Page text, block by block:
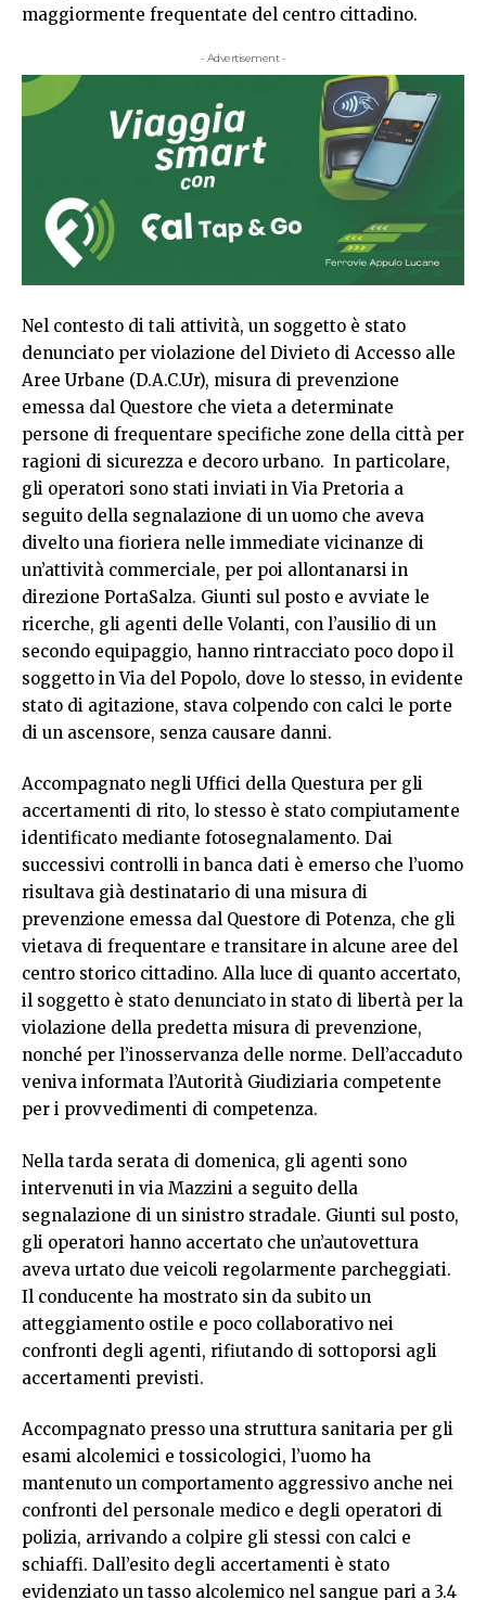
maggiormente frequentate del centro cittadino.
- Advertisement -
Nel contesto di tali attività, un soggetto è stato
denunciato per violazione del Divieto di Accesso alle
Aree Urbane (D.A.C.Ur), misura di prevenzione
emessa dal Questore che vieta a determinate
persone di frequentare specifiche zone della città per
ragioni di sicurezza e decoro urbano. In particolare,
gli operatori sono stati inviati in Via Pretoria a
seguito della segnalazione di un uomo che aveva
divelto una fioriera nelle immediate vicinanze di
un’attività commerciale, per poi allontanarsi in
direzione PortaSalza. Giunti sul posto e avviate le
ricerche, gli agenti delle Volanti, con l’ausilio di un
secondo equipaggio, hanno rintracciato poco dopo il
soggetto in Via del Popolo, dove lo stesso, in evidente
stato di agitazione, stava colpendo con calci le porte
di un ascensore, senza causare danni.
Accompagnato negli Uffici della Questura per gli
accertamenti di rito, lo stesso è stato compiutamente
identificato mediante fotosegnalamento. Dai
successivi controlli in banca dati è emerso che l’uomo
risultava già destinatario di una misura di
prevenzione emessa dal Questore di Potenza, che gli
vietava di frequentare e transitare in alcune aree del
centro storico cittadino. Alla luce di quanto accertato,
il soggetto è stato denunciato in stato di libertà per la
violazione della predetta misura di prevenzione,
nonché per l’inosservanza delle norme. Dell’accaduto
veniva informata l’Autorità Giudiziaria competente
per i provvedimenti di competenza.
Nella tarda serata di domenica, gli agenti sono
intervenuti in via Mazzini a seguito della
segnalazione di un sinistro stradale. Giunti sul posto,
gli operatori hanno accertato che un’autovettura
aveva urtato due veicoli regolarmente parcheggiati.
Il conducente ha mostrato sin da subito un
atteggiamento ostile e poco collaborativo nei
confronti degli agenti, rifiutando di sottoporsi agli
accertamenti previsti.
Accompagnato presso una struttura sanitaria per gli
esami alcolemici e tossicologici, l’uomo ha
mantenuto un comportamento aggressivo anche nei
confronti del personale medico e degli operatori di
polizia, arrivando a colpire gli stessi con calci e
schiaffi. Dall’esito degli accertamenti è stato
evidenziato un tasso alcolemico nel sangue pari a 3.4